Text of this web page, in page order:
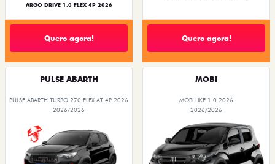
ARGO DRIVE 1.0 FLEX 4P 2026
Quero agora! Quero agora!
PULSE ABARTH
PULSE ABARTH TURBO 270 FLEX AT 4P 2026
2026/2026
MOBI
MOBI LIKE 1.0 2026
2026/2026